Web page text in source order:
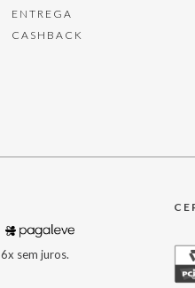
ENTREGA
CASHBACK
sem juros.